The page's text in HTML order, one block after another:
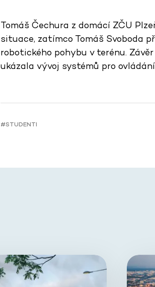
Tomáš Čechura z domácí ZČU
situace, zatímco Tomáš Svoboda
robotického pohybu v terénu.
ukázala vývoj systémů pro
#STUDENTI